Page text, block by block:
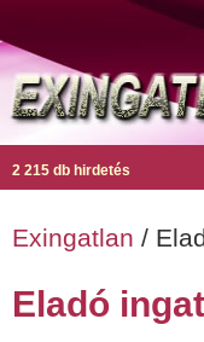
2 215 db hirdetés
Exingatlan /
Eladó